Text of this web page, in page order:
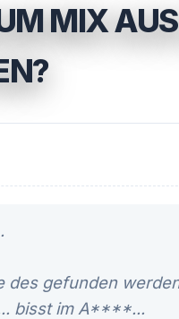
MIX
des gefunden
bisst im A****...